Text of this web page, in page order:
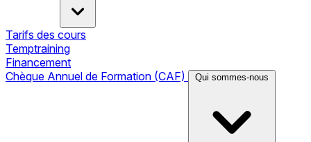
Tarifs des cours
Temptraining
Financement
Chèque Annuel de Formation (CAF)
Qui sommes-nous